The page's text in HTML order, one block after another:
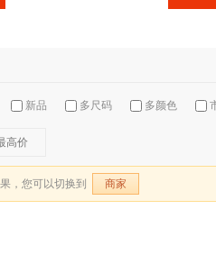
新品 多尺码 多颜色
，您可以切换到 商家